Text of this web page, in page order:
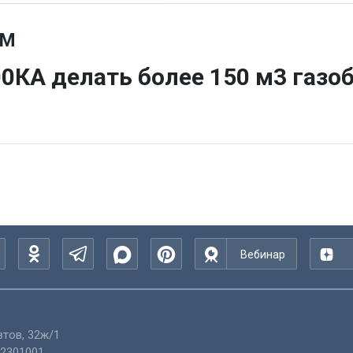
делать более 150 м3
Вебинар
32ж/1